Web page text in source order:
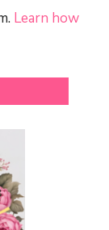
Learn how